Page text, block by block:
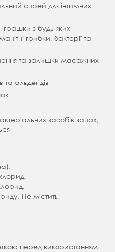
спрей для інтимних
з будь-яких
грибки, бактерії та
та залишки масажних
альдегідів
засобів запах,
Не містить
перед використанням